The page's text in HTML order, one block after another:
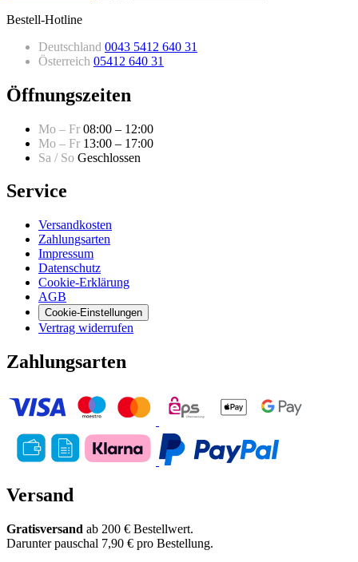
Bestell-Hotline
Deutschland 0043 5412 640 31
Österreich 05412 640 31
Öffnungszeiten
Mo – Fr 08:00 – 12:00
Mo – Fr 13:00 – 17:00
Sa / So Geschlossen
Service
Versandkosten
Zahlungsarten
Impressum
Datenschutz
Cookie-Erklärung
AGB
Cookie-Einstellungen
Vertrag widerrufen
Zahlungsarten
Versand
Gratisversand ab 200 € Bestellwert.
Darunter pauschal 7,90 € pro Bestellung.